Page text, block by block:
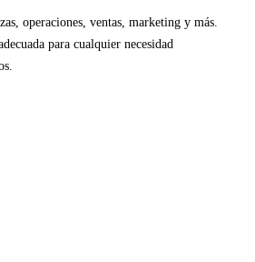
operaciones, ventas, marketing y más.
para cualquier necesidad